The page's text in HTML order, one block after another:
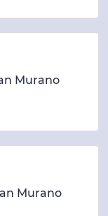
Murano
Murano